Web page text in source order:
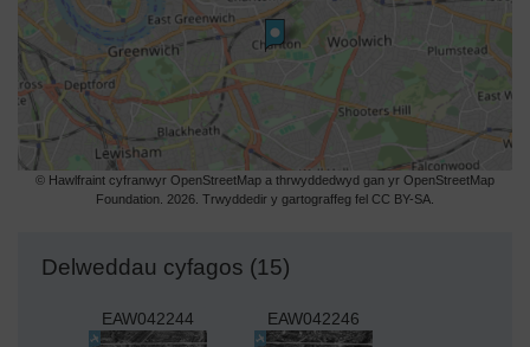
© Hawlfraint cyfranwyr OpenStreetMap a thrwyddedwyd gan yr OpenStreetMap
Foundation. 2026. Trwyddedir y gartograffeg fel CC BY-SA.
Delweddau cyfagos (15)
EAW042244 EAW042246